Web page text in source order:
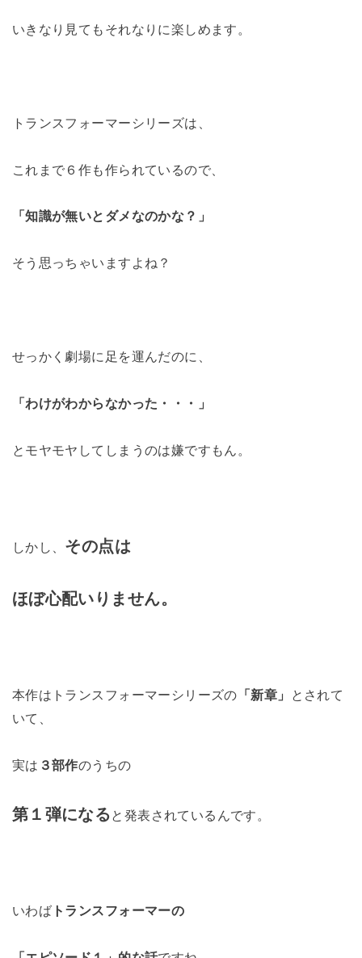
いきなり見てもそれなりに楽しめます。
トランスフォーマーシリーズは、
これまで６作も作られているので、
「知識が無いとダメなのかな？」
そう思っちゃいますよね？
せっかく劇場に足を運んだのに、
「わけがわからなかった・・・」
とモヤモヤしてしまうのは嫌ですもん。
しかし、 その点は
ほぼ心配いりません。
本作はトランスフォーマーシリーズの 「新章」
とされて
いて、
実は ３部作のうちの
第１弾になる と発表されているんです。
いわば トランスフォーマーの